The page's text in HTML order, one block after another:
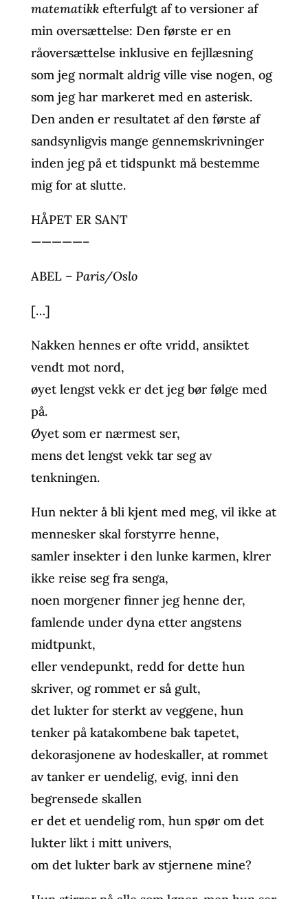
matematikkefterfulgt af to versioner af
min oversættelse: Den første er en
råoversættelse inklusive en fejllæsning
som jeg normalt aldrig ville vise nogen, og
som jeg har markeret med en asterisk.
Den anden er resultatet af den første af
sandsynligvis mange gennemskrivninger
inden jeg på et tidspunkt må bestemme
mig for at slutte.
HÅPET ER SANT
—————–
ABEL –Paris/Oslo
[…]
Nakken hennes er ofte vridd, ansiktet
vendt mot nord,
øyet lengst vekk er det jeg bør følge med
på.
Øyet som er nærmest ser,
mens det lengst vekk tar seg av
tenkningen.
Hun nekter å bli kjent med meg, vil ikke at
mennesker skal forstyrre henne,
samler insekter i den lunke karmen, klrer
ikke reise seg fra senga,
noen morgener finner jeg henne der,
famlende under dyna etter angstens
midtpunkt,
eller vendepunkt, redd for dette hun
skriver, og rommet er så gult,
det lukter for sterkt av veggene, hun
tenker på katakombene bak tapetet,
dekorasjonene av hodeskaller, at rommet
av tanker er uendelig, evig, inni den
begrensede skallen
er det et uendelig rom, hun spør om det
lukter likt i mitt univers,
om det lukter bark av stjernene mine?